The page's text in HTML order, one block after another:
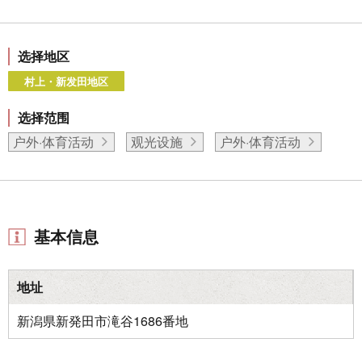
选择地区
村上・新发田地区
选择范围
户外·体育活动
观光设施 户外·体育活动
基本信息
地址
新潟県新発田市滝谷1686番地